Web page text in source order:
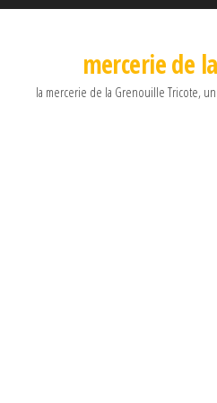
mercerie de
la mercerie de la Grenouille Tricote,